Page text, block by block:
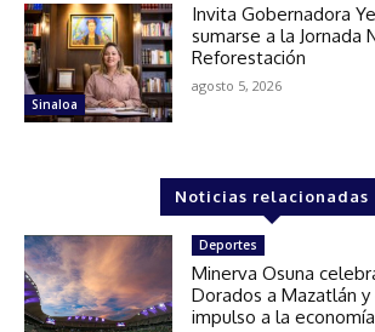
Sinaloa
Invita Gobernadora
sumarse a la Jornada
Reforestación
agosto 5, 2026
Noticias relacionadas
Deportes
Minerva Osuna
Dorados a Mazatlán
impulso a la